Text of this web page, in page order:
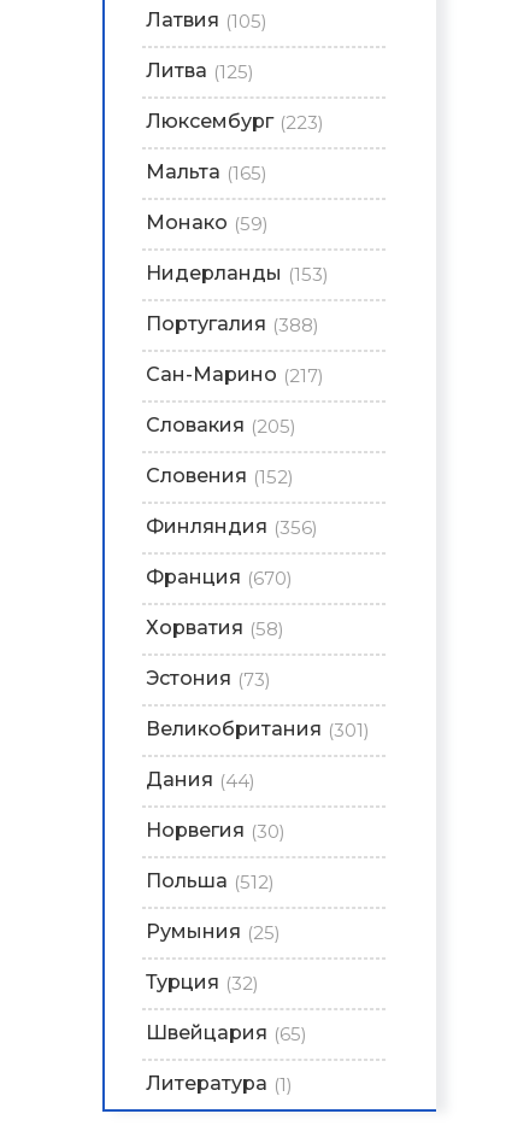
Латвия (105)
Литва (125)
Люксембург (223)
Мальта (165)
Монако (59)
Нидерланды (153)
Португалия (388)
Сан-Марино (217)
Словакия (205)
Словения (152)
Финляндия (356)
Франция (670)
Хорватия (58)
Эстония (73)
Великобритания (301)
Дания (44)
Норвегия (30)
Польша (512)
Румыния (25)
Турция (32)
Швейцария (65)
Литература (1)